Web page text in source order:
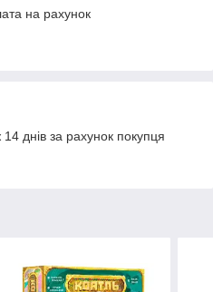
на рахунок
днів за рахунок покупця